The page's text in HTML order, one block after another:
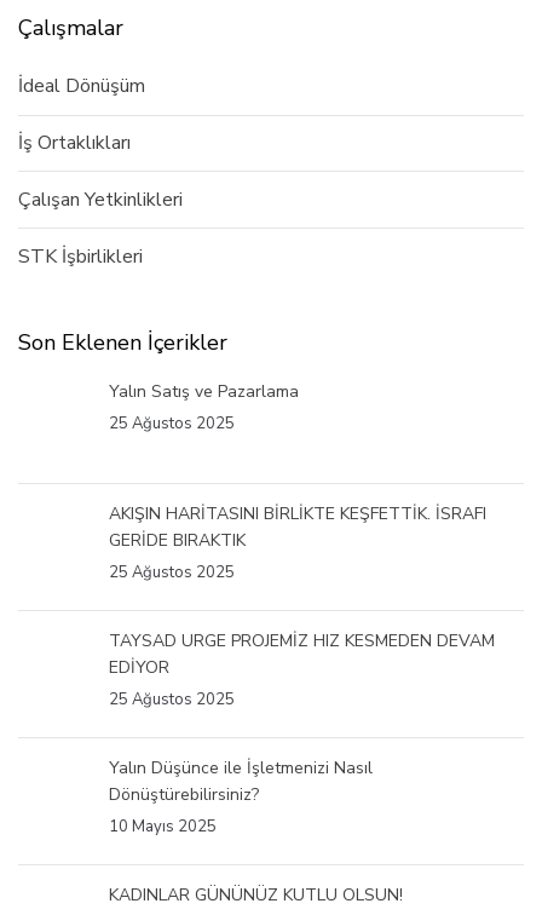
Çalışmalar
İdeal Dönüşüm
İş Ortaklıkları
Çalışan Yetkinlikleri
STK İşbirlikleri
Son Eklenen İçerikler
Yalın Satış ve Pazarlama
25 Ağustos 2025
AKIŞIN HARİTASINI BİRLİKTE KEŞFETTİK. İSRAFI
GERİDE BIRAKTIK
25 Ağustos 2025
TAYSAD URGE PROJEMİZ HIZ KESMEDEN DEVAM
EDİYOR
25 Ağustos 2025
Yalın Düşünce ile İşletmenizi Nasıl
Dönüştürebilirsiniz?
10 Mayıs 2025
KADINLAR GÜNÜNÜZ KUTLU OLSUN!